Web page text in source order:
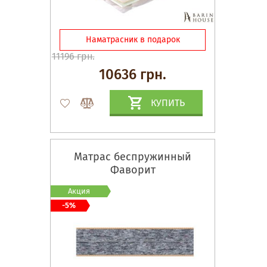
Наматрасник в подарок
11196 грн.
10636 грн.
КУПИТЬ
Матрас беспружинный
Фаворит
Акция
-5%